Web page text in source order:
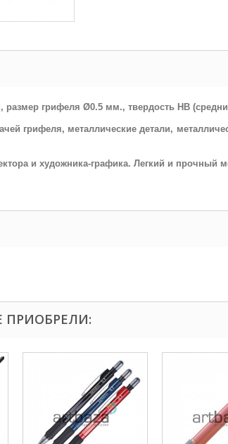
размер грифеля Ø0.5 мм., твердость НВ
грифеля, металлические детали,
и художника-графика. Легкий и прочный
ПРИОБРЕЛИ: